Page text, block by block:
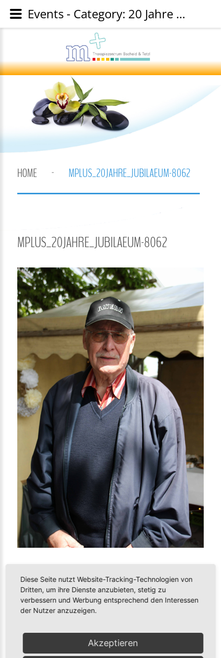
HOME MPLUS_20JAHRE_JUBILAEUM-8062
MPLUS_20JAHRE_JUBILAEUM-8062
Therapiezentrum
COMMENTSFORTHIS
Events - Category: 20 Jahre mplus Jubiläumsfeier - Image: mplus_20jahre_jubilaeum-8062
Diese Seite nutzt Website-Tracking-Technologien von
Dritten, um ihre Dienste anzubieten, stetig zu
verbessern und Werbung entsprechend den Interessen
der Nutzer anzuzeigen.
Akzeptieren